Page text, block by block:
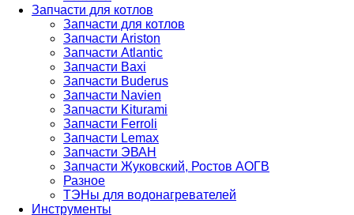
Запчасти для котлов
Запчасти для котлов
Запчасти Ariston
Запчасти Atlantic
Запчасти Baxi
Запчасти Buderus
Запчасти Navien
Запчасти Kiturami
Запчасти Ferroli
Запчасти Lemax
Запчасти ЭВАН
Запчасти Жуковский, Ростов АОГВ
Разное
ТЭНы для водонагревателей
Инструменты